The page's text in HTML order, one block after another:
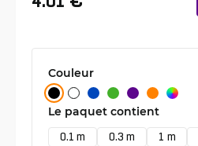
Couleur
Le paquet contient
0.1 m 0.3 m 1 m